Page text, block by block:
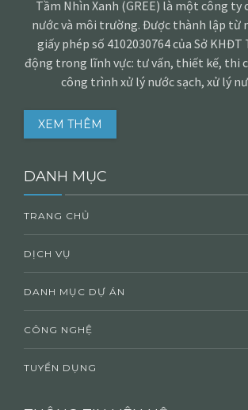
Tầm Nhìn Xanh (GREE) là một công ty
nước và môi trường. Được thành lập từ
giấy phép số 4102030764 của Sở KHĐT
động trong lĩnh vực: tư vấn, thiết kế, thi
công trình xử lý nước sạch, xử lý
XEM THÊM
DANH MỤC
TRANG CHỦ
DỊCH VỤ
DANH MỤC DỰ ÁN
CÔNG NGHỆ
TUYỂN DỤNG